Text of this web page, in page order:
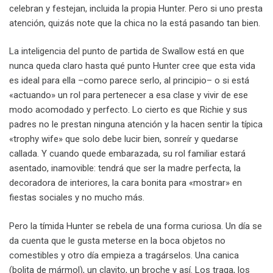
celebran y festejan, incluida la propia Hunter. Pero si uno presta
atención, quizás note que la chica no la está pasando tan bien.
La inteligencia del punto de partida de Swallow está en que
nunca queda claro hasta qué punto Hunter cree que esta vida
es ideal para ella –como parece serlo, al principio– o si está
«actuando» un rol para pertenecer a esa clase y vivir de ese
modo acomodado y perfecto. Lo cierto es que Richie y sus
padres no le prestan ninguna atención y la hacen sentir la típica
«trophy wife» que solo debe lucir bien, sonreír y quedarse
callada. Y cuando quede embarazada, su rol familiar estará
asentado, inamovible: tendrá que ser la madre perfecta, la
decoradora de interiores, la cara bonita para «mostrar» en
fiestas sociales y no mucho más.
Pero la tímida Hunter se rebela de una forma curiosa. Un día se
da cuenta que le gusta meterse en la boca objetos no
comestibles y otro día empieza a tragárselos. Una canica
(bolita de mármol), un clavito, un broche y así. Los traga, los